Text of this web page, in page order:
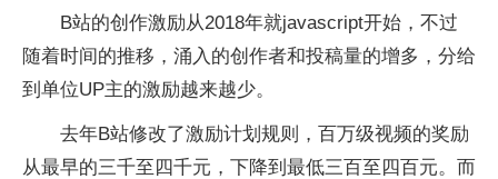
B站的创作激励从2018年就javascript开始，不过
随着时间的推移，涌入的创作者和投稿量的增多，分给
到单位UP主的激励越来越少。
去年B站修改了激励计划规则，百万级视频的奖励
从最早的三千至四千元，下降到最低三百至四百元。而